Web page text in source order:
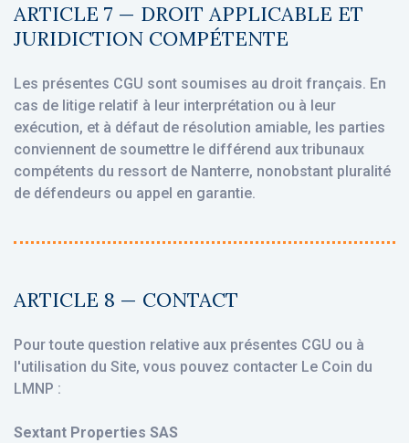
ARTICLE 7 — DROIT APPLICABLE ET
JURIDICTION COMPÉTENTE
Les présentes CGU sont soumises au droit français. En
cas de litige relatif à leur interprétation ou à leur
exécution, et à défaut de résolution amiable, les parties
conviennent de soumettre le différend aux tribunaux
compétents du ressort de Nanterre, nonobstant pluralité
de défendeurs ou appel en garantie.
ARTICLE 8 — CONTACT
Pour toute question relative aux présentes CGU ou à
l'utilisation du Site, vous pouvez contacter Le Coin du
LMNP :
Sextant Properties SAS